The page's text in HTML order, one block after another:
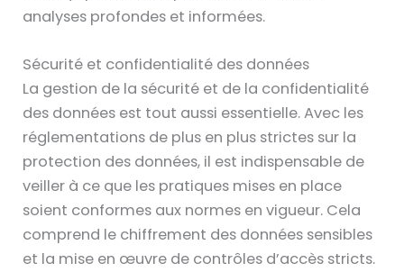
analyses profondes et informées.
Sécurité et confidentialité des données
La gestion de la sécurité et de la confidentialité
des données est tout aussi essentielle. Avec les
réglementations de plus en plus strictes sur la
protection des données, il est indispensable de
veiller à ce que les pratiques mises en place
soient conformes aux normes en vigueur. Cela
comprend le chiffrement des données sensibles
et la mise en œuvre de contrôles d’accès stricts.